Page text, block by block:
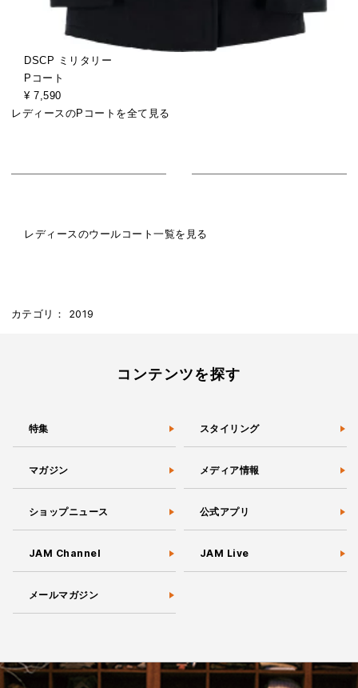
DSCP ミリタリー
Pコート
¥ 7,590
レディースのPコートを全て見る
レディースのウールコート一覧を見る
カテゴリ： 2019
コンテンツを探す
特集 スタイリング
マガジン メディア情報
ショップニュース 公式アプリ
JAM Channel JAM Live
メールマガジン